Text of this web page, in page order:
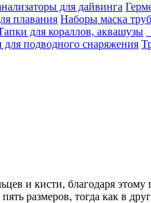
для дайвинга
плавания Наборы маска
для кораллов, аквашузы
подводного снаряжения
и кисти, благодаря
размеров, тогда как в